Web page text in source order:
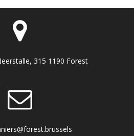
315 1190 Forest